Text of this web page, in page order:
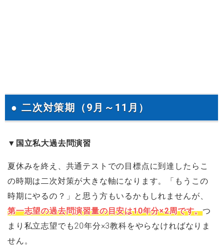
● 二次対策期（9月～11月）
▼国立私大過去問演習
夏休みを終え、共通テストでの目標点に到達したらこ
の時期は二次対策が大きな軸になります。「もうこの
時期にやるの？」と思う方もいるかもしれませんが、
第一志望の過去問演習量の目安は10年分×2周です。つ
まり私立志望でも20年分×3教科をやらなければなりま
せん。